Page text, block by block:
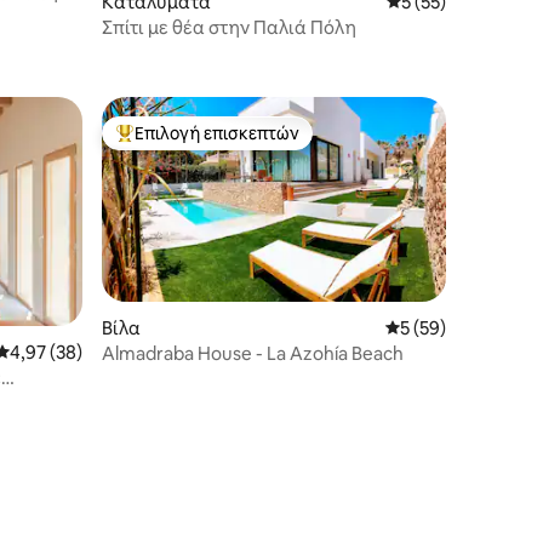
Σπίτι με θέα στην Παλιά Πόλη
βαθμολογία: 4,97 στα 5, 38 κριτικές
4,97 (38)
Κορυφαία επιλογή επισκεπτών
Επιλογή επισκεπτών
Βίλα Μέση βαθμολογία:
5 (59)
Almadraba House - La Azohía Beach